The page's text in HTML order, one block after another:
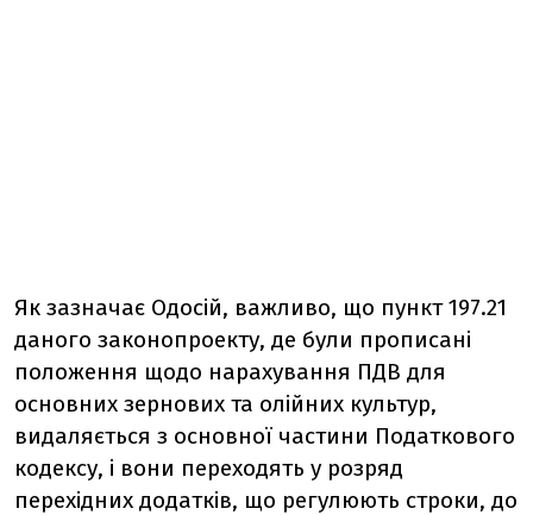
Як зазначає Одосій, важливо, що пункт 197.21
даного законопроекту, де були прописані
положення щодо нарахування ПДВ для
основних зернових та олійних культур,
видаляється з основної частини Податкового
кодексу, і вони переходять у розряд
перехідних додатків, що регулюють строки, до